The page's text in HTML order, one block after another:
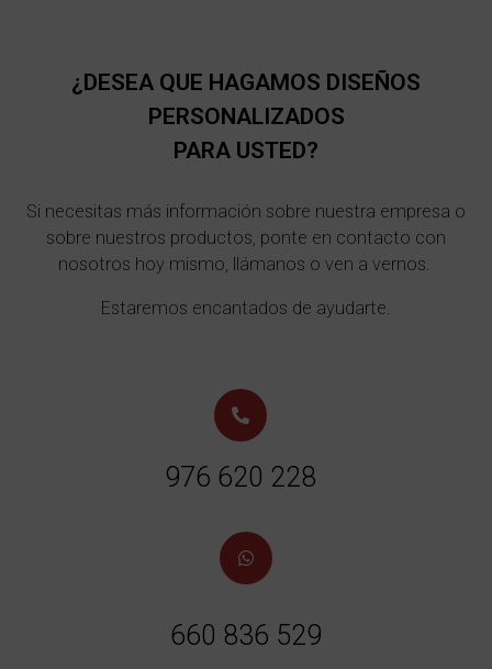
¿DESEA QUE HAGAMOS DISEÑOS
PERSONALIZADOS
PARA USTED?
Si necesitas más información sobre nuestra empresa o
sobre nuestros productos, ponte en contacto con
nosotros hoy mismo, llámanos o ven a vernos.
Estaremos encantados de ayudarte.
976 620 228
660 836 529